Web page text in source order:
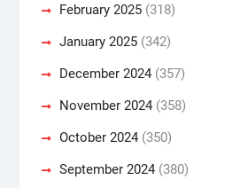
February 2025(318)
January 2025(342)
December 2024(357)
November 2024(358)
October 2024(350)
September 2024(380)